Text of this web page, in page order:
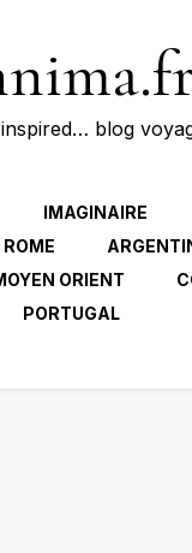
blog
IMAGINAIRE
ROME
ORIENT
PORTUGAL